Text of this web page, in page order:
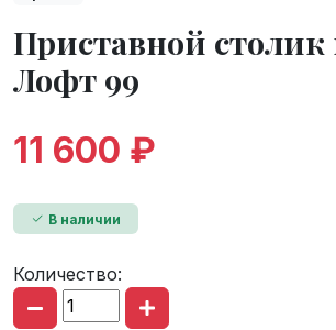
Приставной столик
Лофт 99
11 600 ₽
В наличии
Количество: